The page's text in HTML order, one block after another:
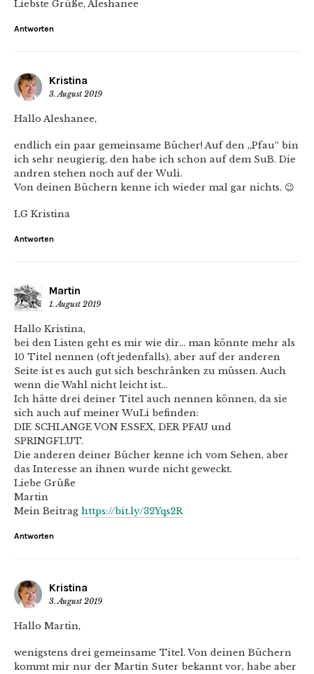
Liebste Grüße, Aleshanee
Antworten
Kristina
3. August 2019
Hallo Aleshanee,
endlich ein paar gemeinsame Bücher! Auf den „Pfau“ bin
ich sehr neugierig, den habe ich schon auf dem SuB. Die
andren stehen noch auf der Wuli.
Von deinen Büchern kenne ich wieder mal gar nichts. 😉
LG Kristina
Antworten
Martin
1. August 2019
Hallo Kristina,
bei den Listen geht es mir wie dir… man könnte mehr als
10 Titel nennen (oft jedenfalls), aber auf der anderen
Seite ist es auch gut sich beschränken zu müssen. Auch
wenn die Wahl nicht leicht ist…
Ich hätte drei deiner Titel auch nennen können, da sie
sich auch auf meiner WuLi befinden:
DIE SCHLANGE VON ESSEX, DER PFAU und
SPRINGFLUT.
Die anderen deiner Bücher kenne ich vom Sehen, aber
das Interesse an ihnen wurde nicht geweckt.
Liebe Grüße
Martin
Mein Beitrag https://bit.ly/32Yqs2R
Antworten
Kristina
3. August 2019
Hallo Martin,
wenigstens drei gemeinsame Titel. Von deinen Büchern
kommt mir nur der Martin Suter bekannt vor, habe aber